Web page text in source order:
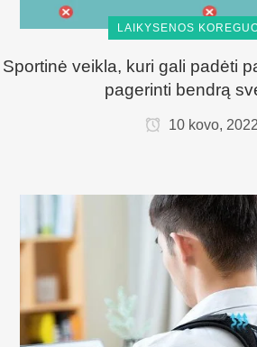
LAIKYSENOS
Sportinė veikla, kuri gali padėti
pagerinti bendrą
10 kovo, 2022